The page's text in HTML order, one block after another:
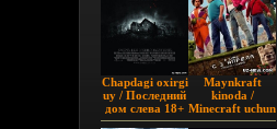
Chapdagi oxirgi
uy / Последний
дом слева 18+
(2009)
Maynkraft
kinoda /
Minecraft uchun
film / Maygiraft